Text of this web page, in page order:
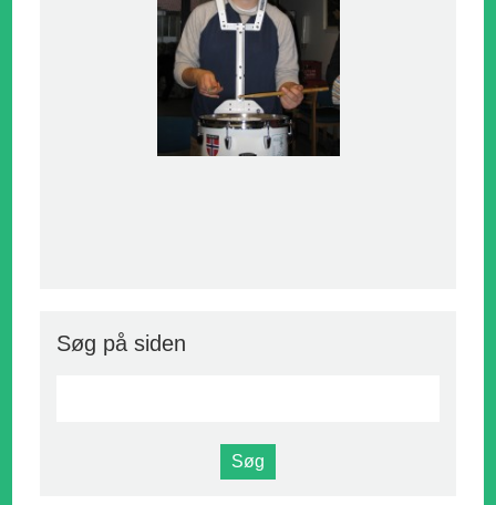
Søg på siden